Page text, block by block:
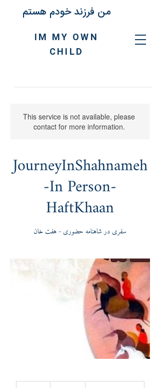
IM MY OWN
CHILD
من فرزند خودم هستم
This service is not available, please
contact for more information.
JourneyInShahnameh
-In Person-
HaftKhaan
سفری در شاهنامه حضوری - هفت خان